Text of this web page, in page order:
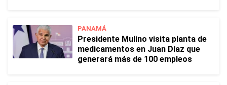
PANAMÁ
Presidente Mulino visita planta de
medicamentos en Juan Díaz que
generará más de 100 empleos